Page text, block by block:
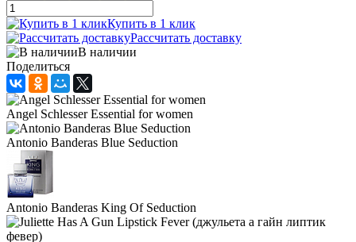
Купить в 1 клик
Рассчитать доставку
В наличии
Поделиться
Angel Schlesser Essential for women
Antonio Banderas Blue Seduction
Antonio Banderas King Of Seduction